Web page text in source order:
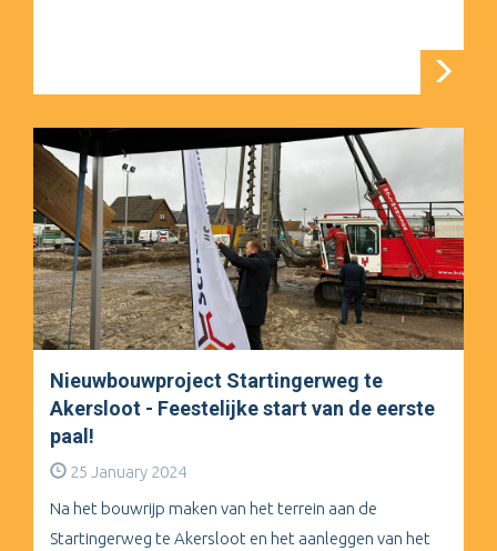
Nieuwbouwproject Startingerweg te
Akersloot - Feestelijke start van de eerste
paal!
25 January 2024
Na het bouwrijp maken van het terrein aan de
Startingerweg te Akersloot en het aanleggen van het